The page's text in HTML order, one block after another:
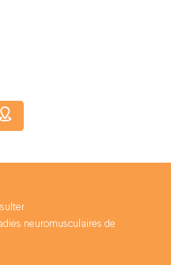
neuromusculaires de